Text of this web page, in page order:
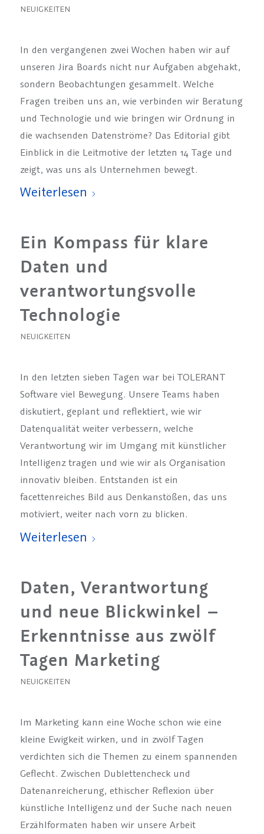
NEUIGKEITEN
In den vergangenen zwei Wochen haben wir auf
unseren Jira Boards nicht nur Aufgaben abgehakt,
sondern Beobachtungen gesammelt. Welche
Fragen treiben uns an, wie verbinden wir Beratung
und Technologie und wie bringen wir Ordnung in
die wachsenden Datenströme? Das Editorial gibt
Einblick in die Leitmotive der letzten 14 Tage und
zeigt, was uns als Unternehmen bewegt.
Weiterlesen
Ein Kompass für klare
Daten und
verantwortungsvolle
Technologie
NEUIGKEITEN
In den letzten sieben Tagen war bei TOLERANT
Software viel Bewegung. Unsere Teams haben
diskutiert, geplant und reflektiert, wie wir
Datenqualität weiter verbessern, welche
Verantwortung wir im Umgang mit künstlicher
Intelligenz tragen und wie wir als Organisation
innovativ bleiben. Entstanden ist ein
facettenreiches Bild aus Denkanstößen, das uns
motiviert, weiter nach vorn zu blicken.
Weiterlesen
Daten, Verantwortung
und neue Blickwinkel –
Erkenntnisse aus zwölf
Tagen Marketing
NEUIGKEITEN
Im Marketing kann eine Woche schon wie eine
kleine Ewigkeit wirken, und in zwölf Tagen
verdichten sich die Themen zu einem spannenden
Geflecht. Zwischen Dublettencheck und
Datenanreicherung, ethischer Reflexion über
künstliche Intelligenz und der Suche nach neuen
Erzählformaten haben wir unsere Arbeit